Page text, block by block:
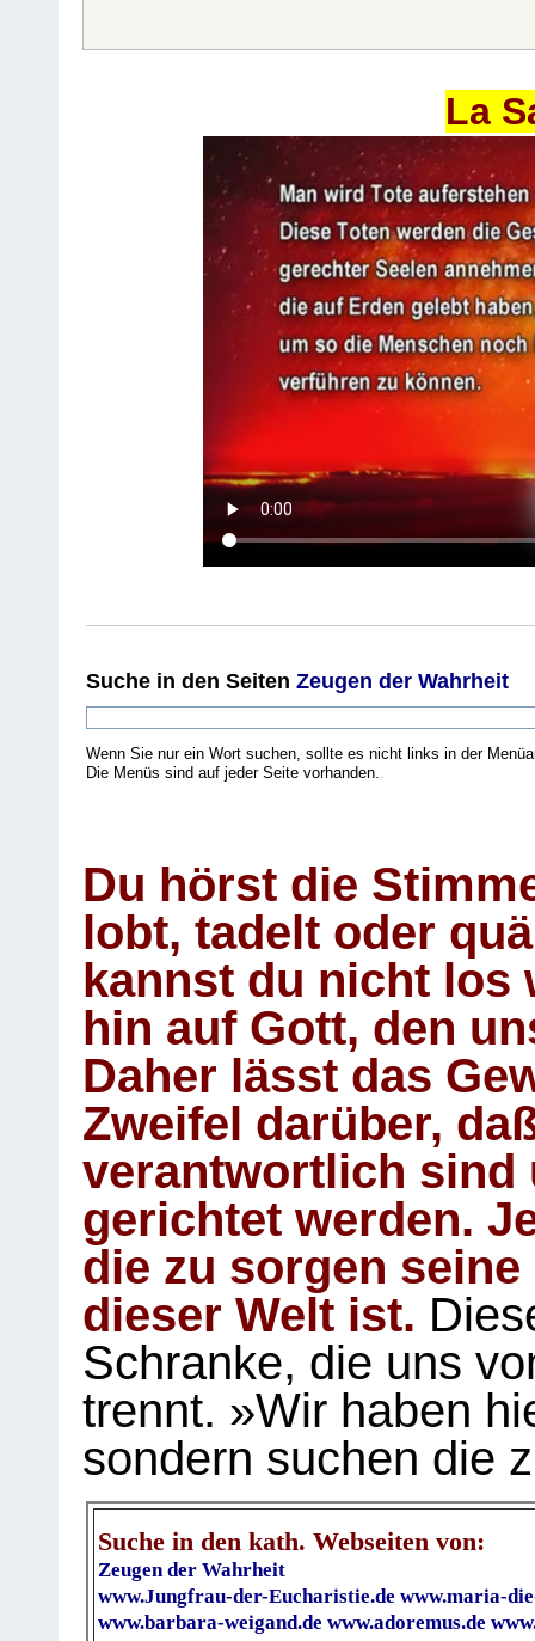
La
Suche in den Seiten Zeugen der Wahrheit
Wenn Sie nur ein Wort suchen, sollte es nicht links in der
Die Menüs sind auf jeder Seite vorhanden.
Du hörst die
lobt, tadelt oder
kannst du nicht los
hin auf Gott, den
Daher lässt das
Zweifel darüber,
verantwortlich sind
gerichtet werden.
die zu sorgen
dieser Welt ist.
Schranke, die uns
trennt. »Wir haben
sondern suchen die
Suche in den kath. Webseiten von:
Zeugen der Wahrheit
www.Jungfrau-der-Eucharistie.de www.maria-
www.barbara-weigand.de www.adoremus.de